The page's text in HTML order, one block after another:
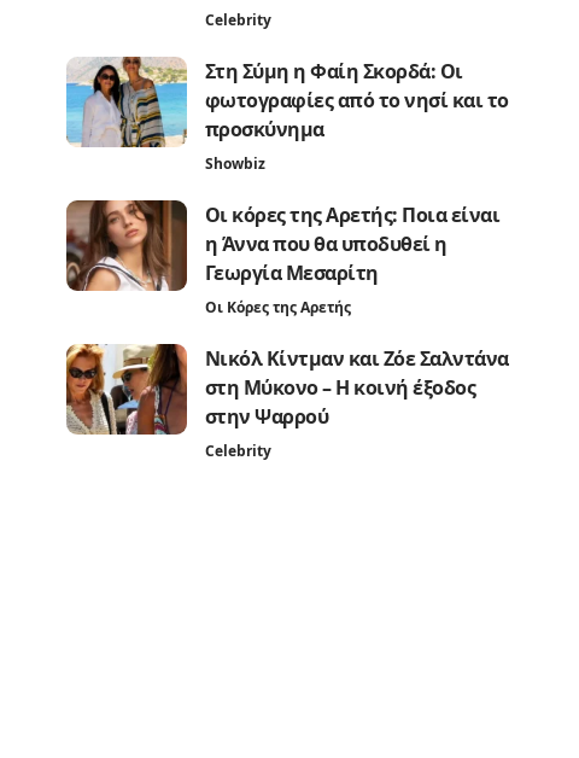
Celebrity
Στη Σύμη η Φαίη Σκορδά: Οι
φωτογραφίες από το νησί και το
προσκύνημα
Showbiz
Οι κόρες της Αρετής: Ποια είναι
η Άννα που θα υποδυθεί η
Γεωργία Μεσαρίτη
Οι Κόρες της Αρετής
Νικόλ Κίντμαν και Ζόε Σαλντάνα
στη Μύκονο – Η κοινή έξοδος
στην Ψαρρού
Celebrity